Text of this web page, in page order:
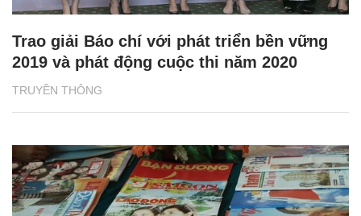
TRUYỀN THÔNG
Trao giải Báo chí với phát triển bền vững
2019 và phát động cuộc thi năm 2020